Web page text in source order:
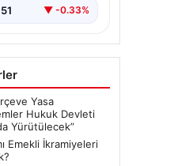
▼ -0.33%
Yasa
Hukuk Devleti
Yürütülecek”
Emekli İkramiyeleri